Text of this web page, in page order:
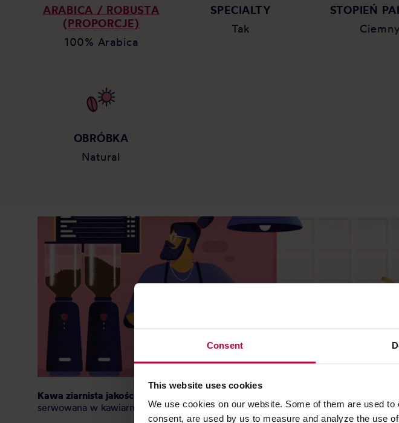
Consent
This website uses cookies
We use cookies on our website. Some of them are used
consent, are used by us to measure and analyze the use
ARABICA / ROBUSTA
(PROPORCJE)
100% Arabica
SPECIALTY
Tak
STOPIEŃ
Ciemny
OBRÓBKA
Natural
Kawa ziarnista jakości specialty
serwowana w kawiarniach Coffeedesk.